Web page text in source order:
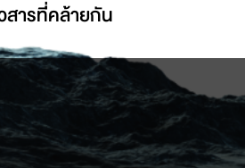
สารที่่คล้ายกัน